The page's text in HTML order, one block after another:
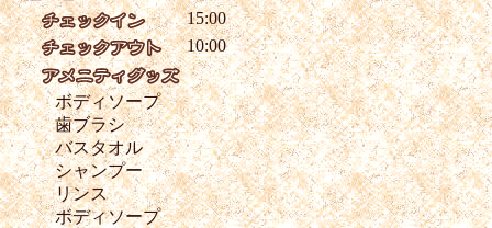
15:00
10:00
ボディソープ
歯ブラシ
バスタオル
シャンプー
リンス
ボディソープ